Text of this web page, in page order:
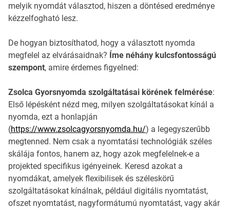
melyik nyomdát választod, hiszen a döntésed eredménye
kézzelfogható lesz.
De hogyan biztosíthatod, hogy a választott nyomda
megfelel az elvárásaidnak? Íme néhány kulcsfontosságú
szempont, amire érdemes figyelned:
Zsolca Gyorsnyomda szolgáltatásai körének felmérése:
Első lépésként nézd meg, milyen szolgáltatásokat kínál a
nyomda, ezt a honlapján
(https://www.zsolcagyorsnyomda.hu/) a legegyszerűbb
megtenned. Nem csak a nyomtatási technológiák széles
skálája fontos, hanem az, hogy azok megfelelnek-e a
projekted specifikus igényeinek. Keresd azokat a
nyomdákat, amelyek flexibilisek és széleskörű
szolgáltatásokat kínálnak, például digitális nyomtatást,
ofszet nyomtatást, nagyformátumú nyomtatást, vagy akár